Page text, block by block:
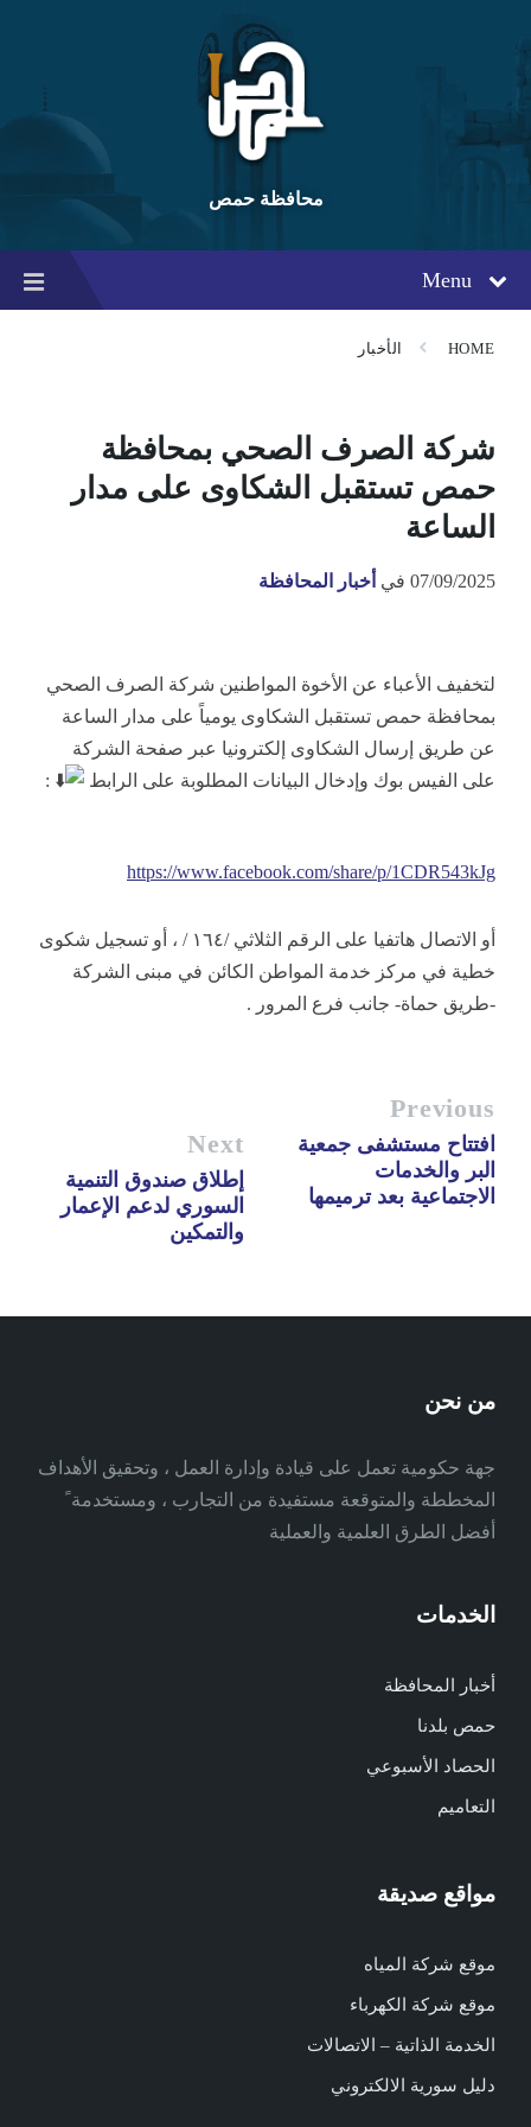
content
main
navigation
footer
محافظة حمص
Menu
HOME الأخبار
شركة الصرف الصحي بمحافظة
حمص تستقبل الشكاوى على مدار
الساعة
07/09/2025 في أخبار المحافظة
لتخفيف الأعباء عن الأخوة المواطنين شركة الصرف الصحي
بمحافظة حمص تستقبل الشكاوى يومياً على مدار الساعة
عن طريق إرسال الشكاوى إلكترونيا عبر صفحة الشركة
على الفيس بوك وإدخال البيانات المطلوبة على الرابط
:
https://www.facebook.com/share/p/1CDR543kJg
أو الاتصال هاتفيا على الرقم الثلاثي /١٦٤ / ، أو تسجيل شكوى
خطية في مركز خدمة المواطن الكائن في مبنى الشركة
-طريق حماة- جانب فرع المرور .
Previous
افتتاح مستشفى جمعية
البر والخدمات
الاجتماعية بعد ترميمها
Next
إطلاق صندوق التنمية
السوري لدعم الإعمار
والتمكين
من نحن
جهة حكومية تعمل على قيادة وإدارة العمل ، وتحقيق الأهداف
المخططة والمتوقعة مستفيدة من التجارب ، ومستخدمة ً
أفضل الطرق العلمية والعملية
الخدمات
أخبار المحافظة
حمص بلدنا
الحصاد الأسبوعي
التعاميم
مواقع صديقة
موقع شركة المياه
موقع شركة الكهرباء
الخدمة الذاتية – الاتصالات
دليل سورية الالكتروني